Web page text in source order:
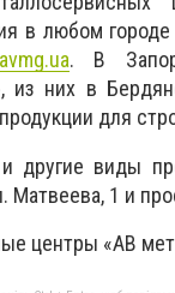
в любом
. В
из них в
для
другие виды
Матвеева, 1 и
центры «АВ